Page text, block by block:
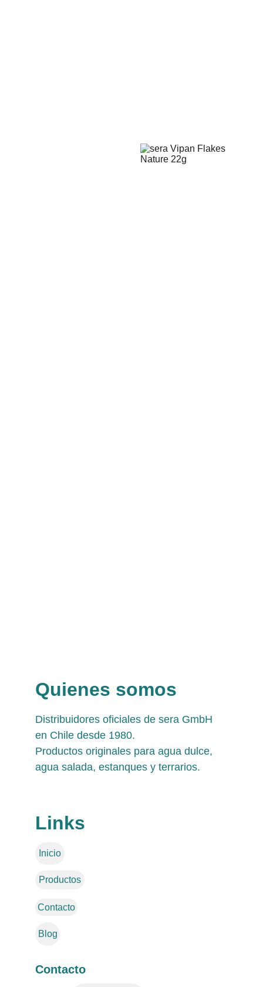
Contacto
Quienes somos
Distribuidores oficiales de sera GmbH
en Chile desde 1980.
Productos originales para agua dulce,
agua salada, estanques y terrarios.
Inicio
Links
Productos
Contacto
Blog